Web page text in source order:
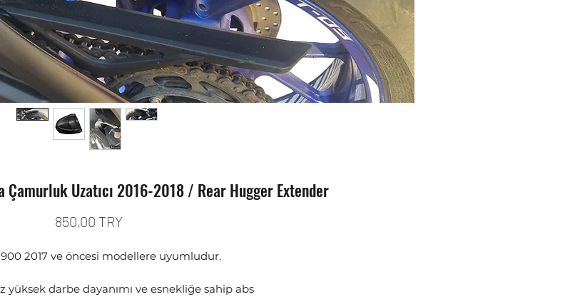
Uzatıcı 2016-2018 / Rear Hugger Extender
850,00 TRY
2017 ve öncesi modellere uyumludur.
yüksek darbe dayanımı ve esnekliğe sahip abs